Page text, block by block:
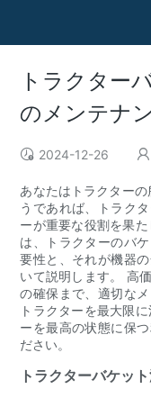
トラクター
のメンテナ
2024-12-26
あなたはトラクター
うであれば、トラク
ーが重要な役割を果
は、トラクターのバ
要性と、それが機器
いて説明します。 高
の確保まで、適切な
トラクターを最大限
ーを最高の状態に保
ださい。
トラクターバケッ